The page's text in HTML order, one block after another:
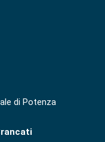
di Potenza